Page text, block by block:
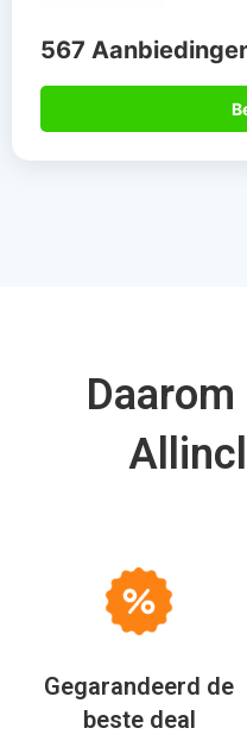
567
Gegarandeerd de
beste deal